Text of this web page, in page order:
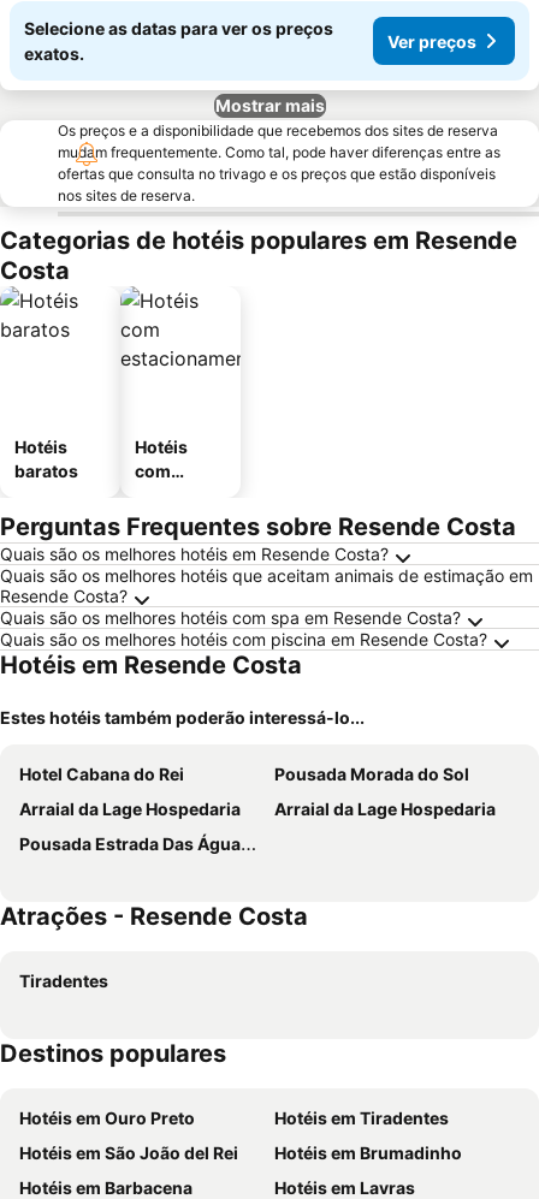
Selecione as datas para ver os preços
exatos.
Ver preços
Mostrar mais
Os preços e a disponibilidade que recebemos dos sites de reserva
mudam frequentemente. Como tal, pode haver diferenças entre as
ofertas que consulta no trivago e os preços que estão disponíveis
nos sites de reserva.
Categorias de hotéis populares em Resende
Costa
Hotéis
baratos
Hotéis
com
mento
Perguntas Frequentes sobre Resende Costa
Quais são os melhores hotéis em Resende Costa?
Quais são os melhores hotéis que aceitam animais de estimação em
Resende Costa?
Quais são os melhores hotéis com spa em Resende Costa?
Quais são os melhores hotéis com piscina em Resende Costa?
Hotéis em Resende Costa
Estes hotéis também poderão interessá-lo...
Hotel Cabana do Rei
Pousada Morada do Sol
Arraial da Lage Hospedaria
Arraial da Lage Hospedaria
Pousada Estrada Das Águas, São João del Rei
Atrações - Resende Costa
Tiradentes
Destinos populares
Hotéis em Ouro Preto
Hotéis em Tiradentes
Hotéis em São João del Rei
Hotéis em Brumadinho
Hotéis em Barbacena
Hotéis em Lavras